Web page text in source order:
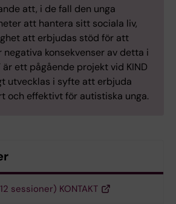
att, i de fall den unga
att hantera sitt sociala liv,
att erbjudas stöd för att
negativa konsekvenser av detta i
är ett pågående projekt vid KIND
utvecklas i syfte att erbjuda
och effektivt för autistiska unga.
sessioner) KONTAKT